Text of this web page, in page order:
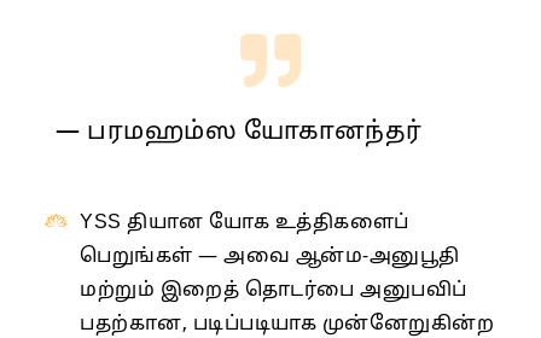
— பரமஹம்ஸ யோகானந்தர்
YSS தியான யோக உத்திகளைப்
பெறுங்கள் — அவை ஆன்ம-அனுபூதி
மற்றும் இறைத் தொடர்பை அனுபவிப்
பதற்கான, படிப்படியாக முன்னேறுகின்ற